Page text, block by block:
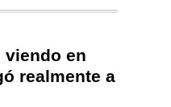
viendo en
realmente a